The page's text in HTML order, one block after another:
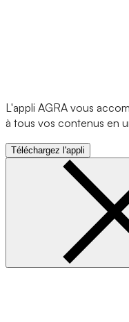
L'appli AGRA vous
à tous vos contenus en
Téléchargez l'appli